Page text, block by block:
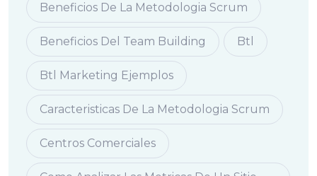
Beneficios De La Metodologia Scrum
Beneficios Del Team Building Btl
Btl Marketing Ejemplos
Caracteristicas De La Metodologia Scrum
Centros Comerciales